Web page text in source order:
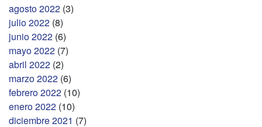
agosto 2022 (3)
julio 2022 (8)
junio 2022 (6)
mayo 2022 (7)
abril 2022 (2)
marzo 2022 (6)
febrero 2022 (10)
enero 2022 (10)
diciembre 2021 (7)